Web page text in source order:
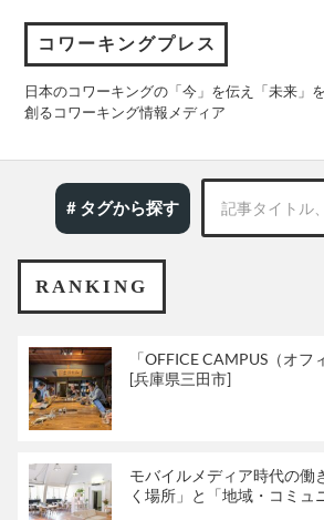
コワーキングプレス
日本のコワーキングの「今」を伝え「未来」を
創るコワーキング情報メディア
# タグから探す
RANKING
「OFFICE CAMPUS（オフ
[兵庫県三田市]
モバイルメディア時代の働
く場所」と「地域・コミュ